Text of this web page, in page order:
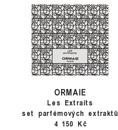
ORMAIE
Les Extraits
set parfémových extraktů
4 150 Kč